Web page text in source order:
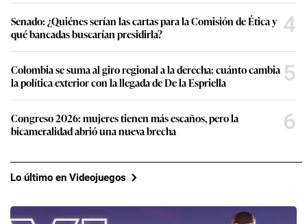
Senado: ¿Quiénes serían las cartas para la Comisión de Ética y
qué bancadas buscarían presidirla?
4
Colombia se suma al giro regional a la derecha: cuánto cambia
la política exterior con la llegada de De la Espriella
5
Congreso 2026: mujeres tienen más escaños, pero la
bicameralidad abrió una nueva brecha
6
Lo último en Videojuegos